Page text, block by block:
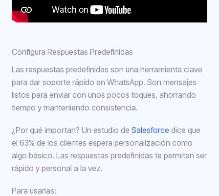
Configura Respuestas Predefinidas
Las respuestas predefinidas son una herramienta clave
para dar soporte rápido en WhatsApp. Son mensajes
listos para enviar con unos pocos toques, ahorrando
tiempo y manteniendo consistencia.
¿Por qué importan? Un estudio de Salesforce dice que
el 63% de los clientes espera personalización como
algo básico. Las respuestas predefinidas te permiten ser
rápido y personal a la vez.
Para usarlas: